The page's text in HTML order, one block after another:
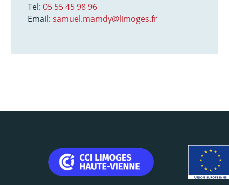
Tel:05 55 45 98 96
Email:samuel.mamdy@limoges.fr